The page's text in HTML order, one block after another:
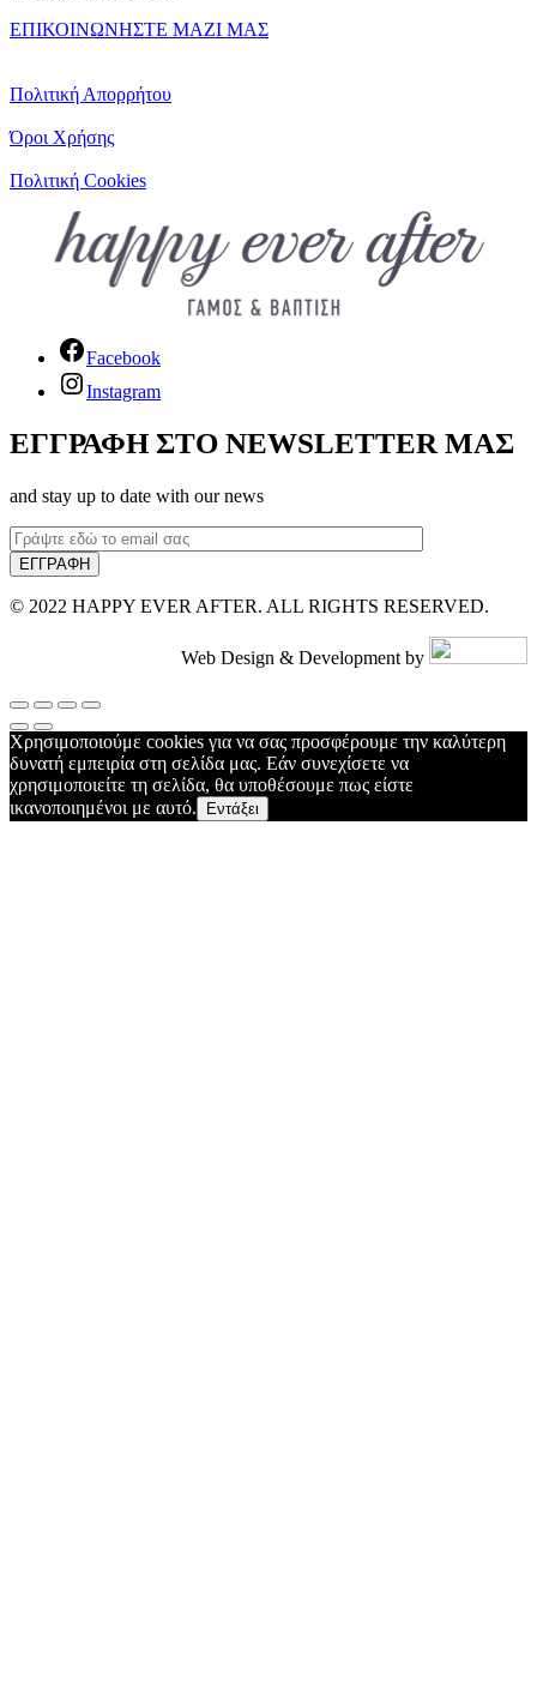
ΕΠΙΚΟΙΝΩΝΗΣΤΕ ΜΑΖΙ ΜΑΣ
Πολιτική Απορρήτου
Όροι Χρήσης
Πολιτική Cookies
Facebook
Instagram
ΕΓΓΡΑΦΗ ΣΤΟ NEWSLETTER ΜΑΣ
and stay up to date with our news
© 2022 HAPPY EVER AFTER. ALL RIGHTS RESERVED.
Web Design & Development by
Χρησιμοποιούμε cookies για να σας προσφέρουμε την καλύτερη
δυνατή εμπειρία στη σελίδα μας. Εάν συνεχίσετε να
χρησιμοποιείτε τη σελίδα, θα υποθέσουμε πως είστε
ικανοποιημένοι με αυτό.
Εντάξει